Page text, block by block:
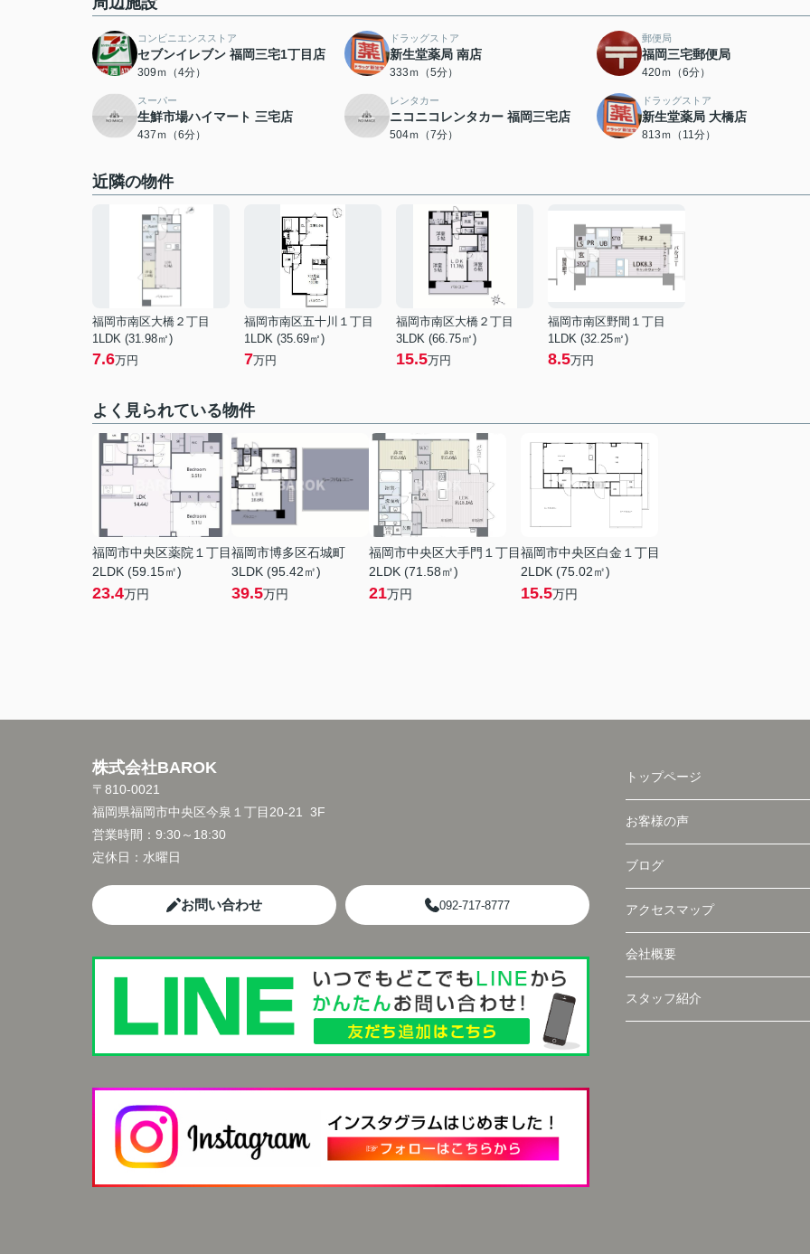
コンビニエンスストア
セブンイレブン 福岡三宅1丁目店
309ｍ（4分）
ドラッグストア
新生堂薬局 南店
333ｍ（5分）
郵便局
福岡三宅郵便局
420ｍ（6分）
スーパー
生鮮市場ハイマート 三宅店
437ｍ（6分）
レンタカー
ニコニコレンタカー 福岡三宅店
504ｍ（7分）
ドラッグストア
新生堂薬局 大橋店
813ｍ（11分）
近隣の物件
福岡市南区大橋２丁目
1LDK (31.98㎡)
7.6万円
福岡市南区五十川１丁目
1LDK (35.69㎡)
7万円
福岡市南区大橋２丁目
3LDK (66.75㎡)
15.5万円
福岡市南区野間１丁目
1LDK (32.25㎡)
8.5万円
よく見られている物件
福岡市中央区薬院１丁目
2LDK (59.15㎡)
23.4万円
福岡市博多区石城町
3LDK (95.42㎡)
39.5万円
福岡市中央区大手門１丁目
2LDK (71.58㎡)
21万円
福岡市中央区白金１丁目
2LDK (75.02㎡)
15.5万円
株式会社BAROK
〒810-0021
福岡県福岡市中央区今泉１丁目20-21 3F
営業時間： 9:30～18:30
定休日： 水曜日
お問い合わせ 092-717-8777
トップページ
お客様の声
ブログ
アクセスマップ
会社概要
スタッフ紹介